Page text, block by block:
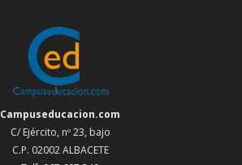
Campuseducacion.com
C/ Ejército, nº 23, bajo
C.P. 02002 ALBACETE